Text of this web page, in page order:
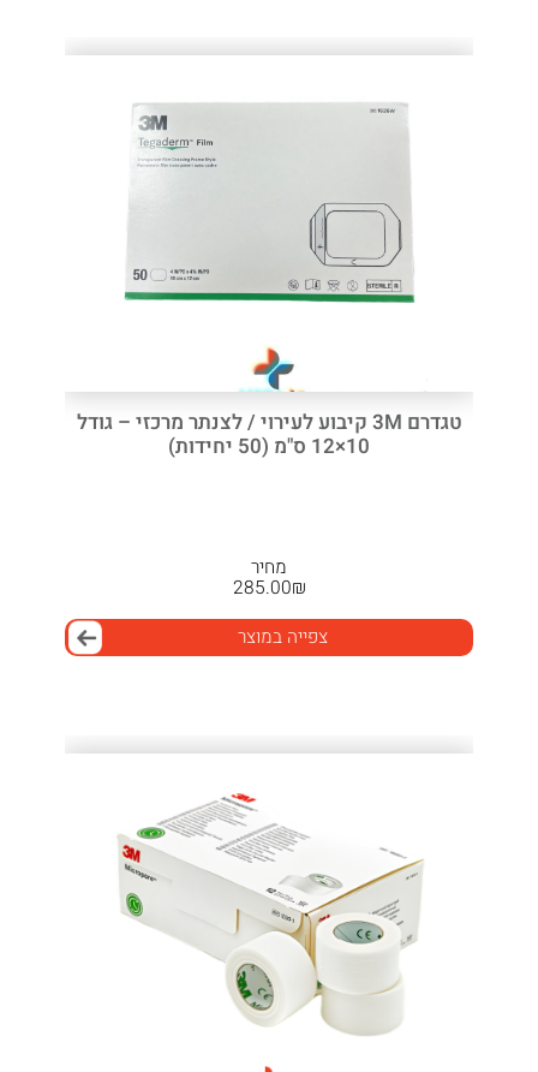
טגדרם 3M קיבוע לעירוי / לצנתר מרכזי – גודל
10×12 ס"מ (50 יחידות)
מחיר
₪
285.00
צפייה במוצר